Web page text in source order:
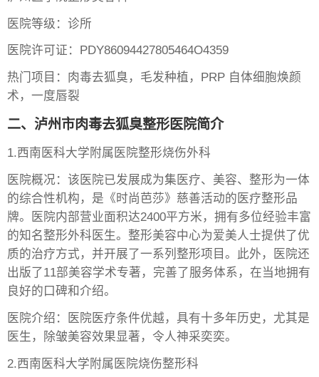
医院等级：诊所
医院许可证：PDY86094427805464O4359
热门项目：肉毒去狐臭，毛发种植，PRP 自体细胞焕颜
术，一度唇裂
二、泸州市肉毒去狐臭整形医院简介
1.西南医科大学附属医院整形烧伤外科
医院概况：该医院已发展成为集医疗、美容、整形为一体
的综合性机构，是《时尚芭莎》慈善活动的医疗整形品
牌。医院内部营业面积达2400平方米，拥有多位经验丰富
的知名整形外科医生。整形美容中心为爱美人士提供了优
质的治疗方式，并开展了一系列整形项目。此外，医院还
出版了11部美容学术专著，完善了服务体系，在当地拥有
良好的口碑和介绍。
医院介绍：医院医疗条件优越，具有十多年历史，尤其是
医生，除皱美容效果显著，令人神采奕奕。
2.西南医科大学附属医院烧伤整形科